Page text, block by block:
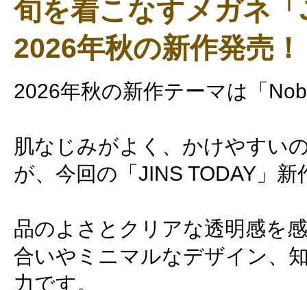
旬を着こなすメガネ
2026年秋の新作発売！
2026年秋の新作テーマは「
肌なじみがよく、かけやすい
が、今回の「JINS TODAY」新
品のよさとクリアな透明感を
合いやミニマルなデザイン、
力です。